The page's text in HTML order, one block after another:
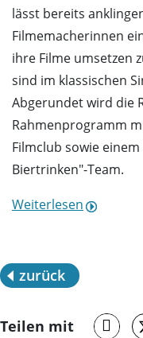
lässt bereits
Filmemacherinnen
ihre Filme umsetzen
sind im klassischen
Abgerundet wird die
Rahmenprogramm
Filmclub sowie
Biertrinken"-Team.
Weiterlesen
zurück
Teilen mit